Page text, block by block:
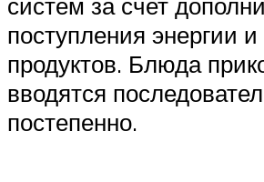
поступления энергии
продуктов. Блюда
вводятся
постепенно.